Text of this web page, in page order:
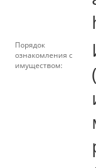
Порядок
ознакомления с
имуществом: